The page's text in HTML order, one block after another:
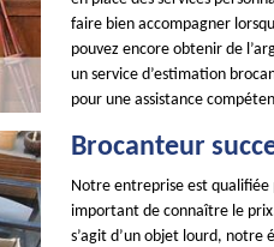
faire bien accompagner
pouvez encore obtenir de
un service d’estimation
pour une assistance
Brocanteur
Notre entreprise est
important de connaître le
s’agit d’un objet lourd, notre